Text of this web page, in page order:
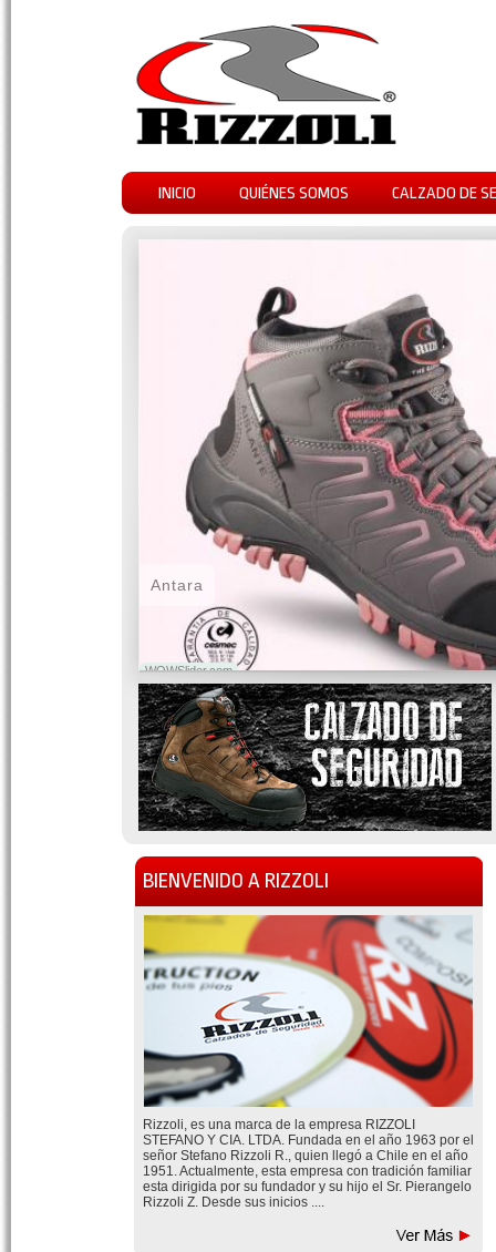
INICIO QUIÉNES SOMOS CALZADO DE
WOWSlider.com
Antara
BIENVENIDO A RIZZOLI
Rizzoli, es una marca de la empresa RIZZOLI
STEFANO Y CIA. LTDA. Fundada en el año 1963 por el
señor Stefano Rizzoli R., quien llegó a Chile en el año
1951. Actualmente, esta empresa con tradición familiar
esta dirigida por su fundador y su hijo el Sr. Pierangelo
Rizzoli Z. Desde sus inicios ....